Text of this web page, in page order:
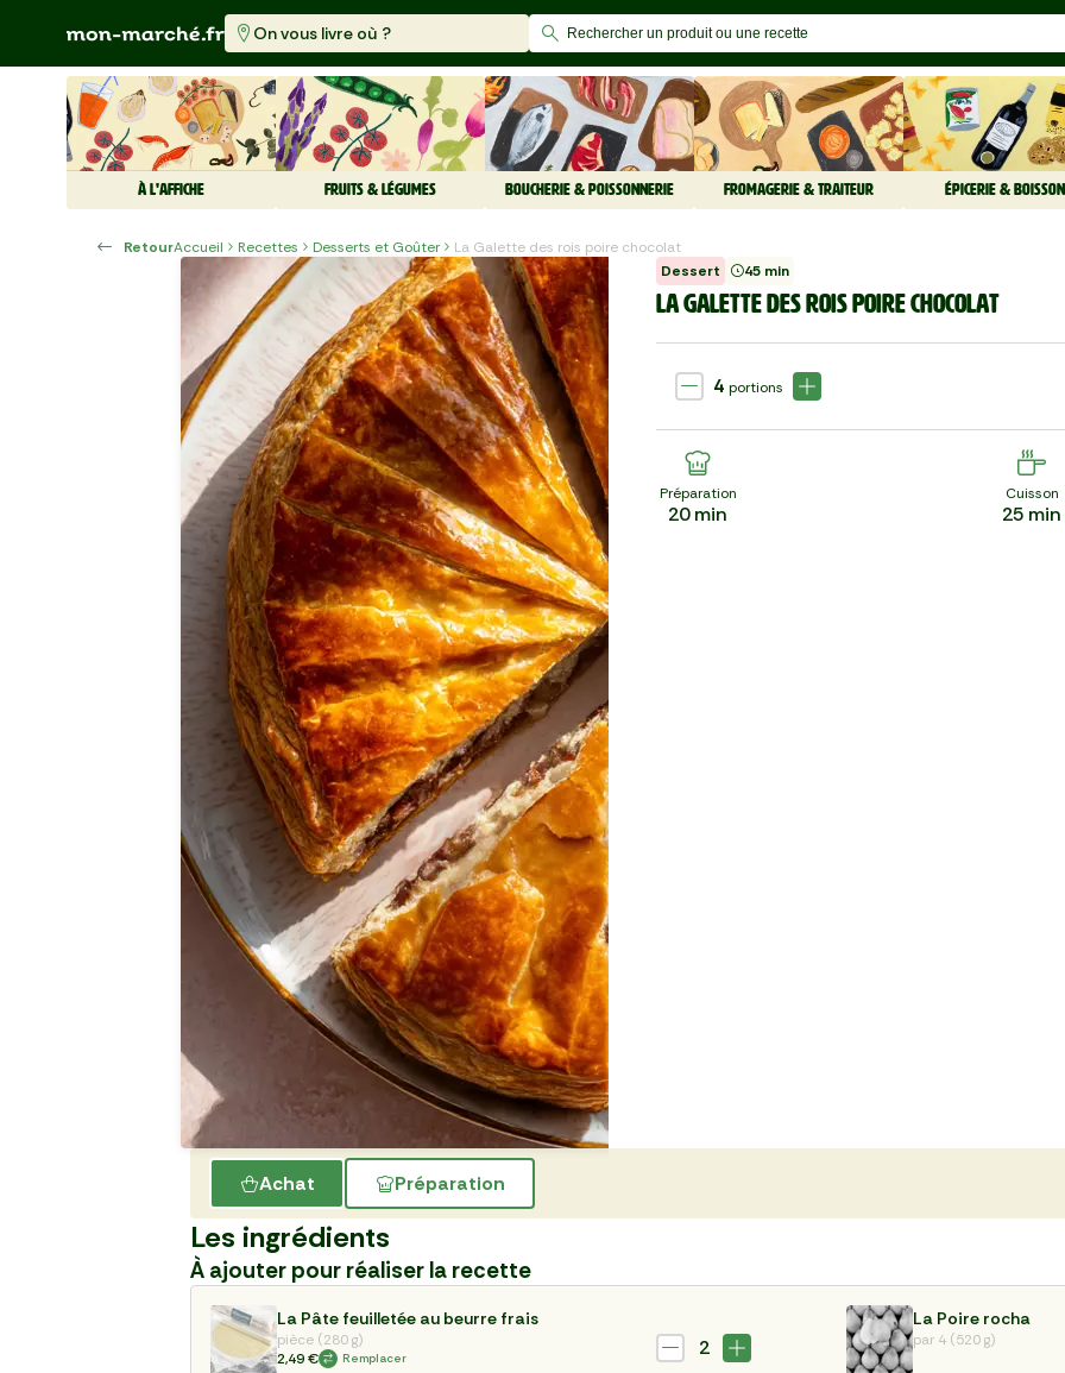
On vous livre où ?
À L'AFFICHE FRUITS & LÉGUMES BOUCHERIE & POISSONNERIE FROMAGERIE & TRAITEUR ÉPICERIE &
RetourAccueil Recettes Desserts et Goûter
La Galette des rois poire chocolat
Dessert
45 min
LA GALETTE DES ROIS POIRE CHOCOLAT
Préparation
20min
Cuisson
25 min
4 portions
Achat Préparation
Les ingrédients
À ajouter pour réaliser la recette
La Pâte feuilletée au beurre frais
pièce (280 g)
2,49 €
Remplacer 2
La Poire rocha
par 4 (520 g)